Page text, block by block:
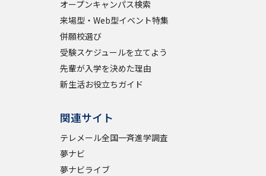
オープンキャンパス検索
来場型・Web型イベント特集
併願校選び
受験スケジュールを立てよう
先輩が入学を決めた理由
新生活お役立ちガイド
関連サイト
テレメール全国一斉進学調査
夢ナビ
夢ナビライブ